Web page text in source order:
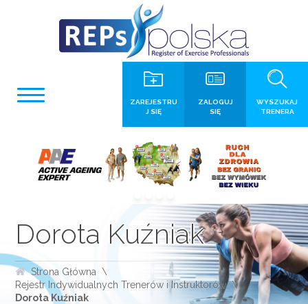
WYSZUKAJ
TRENERA
ZALOGUJ
SIĘ
ZAREJESTRU
J SIĘ
Dorota Kuźniak
Strona Główna
Rejestr Indywidualnych Trenerów i Instruktorów
Dorota Kuźniak